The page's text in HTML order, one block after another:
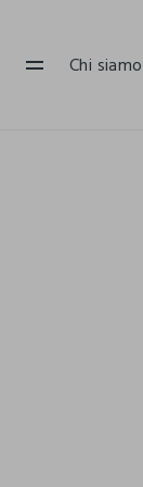
Chi siamo